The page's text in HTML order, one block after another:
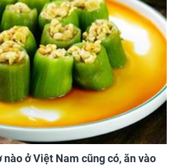
ở Việt Nam cũng có, ăn vào